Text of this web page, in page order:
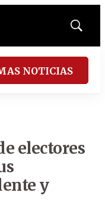
Mostrar
NOTICIAS
electores
y